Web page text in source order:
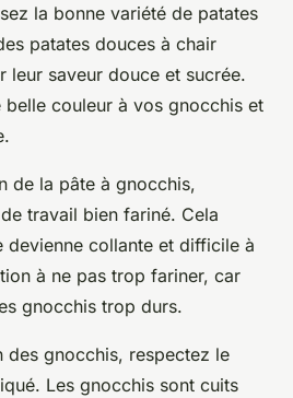
la bonne variété de patates
patates douces à chair
leur saveur douce et sucrée.
belle couleur à vos gnocchis et
de la pâte à gnocchis,
travail bien fariné. Cela
devienne collante et difficile à
à ne pas trop fariner, car
gnocchis trop durs.
des gnocchis, respectez le
Les gnocchis sont cuits